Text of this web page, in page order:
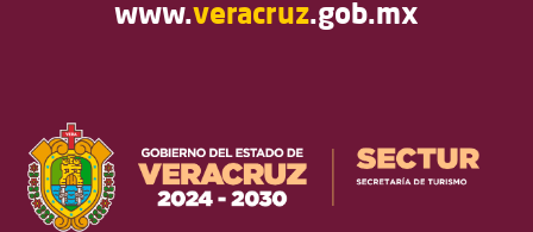
www.veracruz.gob.mx